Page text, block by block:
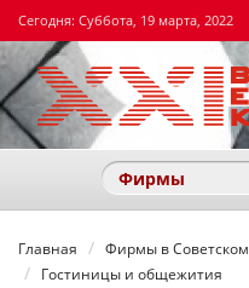
Сегодня: Суббота, 19 марта, 2022
Фирмы
Главная
Фирмы в Советском
Гостиницы и общежития